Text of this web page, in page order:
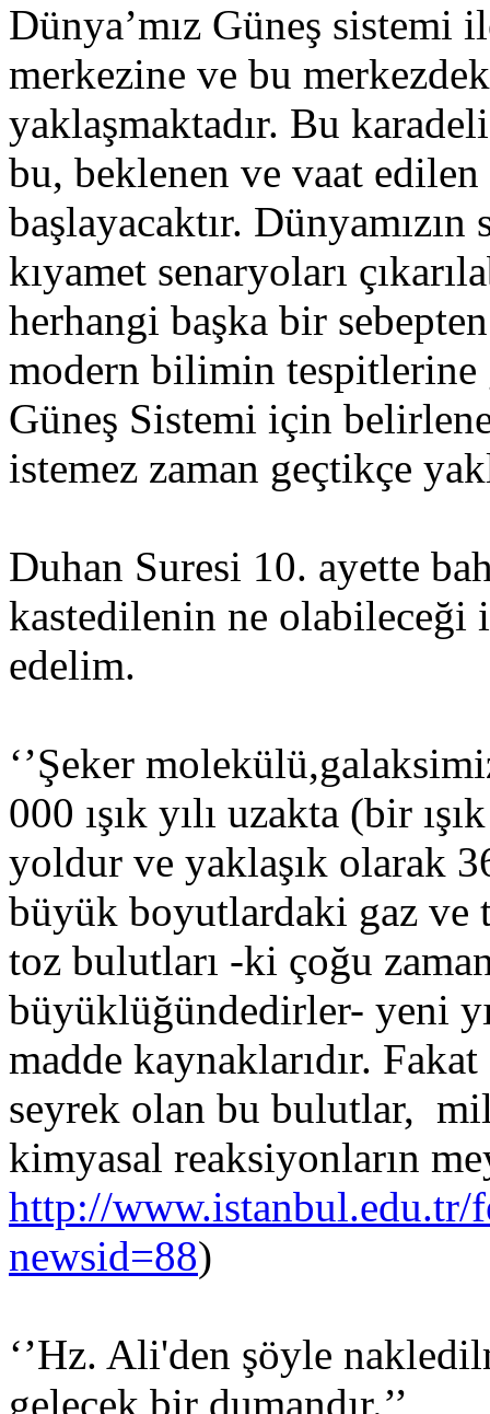
Dünya’mız Güneş
merkezine ve bu
yaklaşmaktadır. Bu
bu, beklenen ve vaat
başlayacaktır.
kıyamet senaryoları
herhangi başka bir
modern bilimin tespitlerine
Güneş Sistemi için
istemez zaman geçtikçe
Duhan Suresi 10. ayette
kastedilenin ne olabileceği
edelim.
‘’Şeker
000 ışık yılı uzakta (bir
yoldur ve yaklaşık olarak
büyük boyutlardaki gaz
toz bulutları -ki çoğu
büyüklüğündedirler- yeni
madde kaynaklarıdır.
seyrek olan bu bulutlar,
kimyasal reaksiyonların
http://www.istanbul.edu.tr/
newsid=88)
‘’Hz. Ali'den şöyle
gelecek bir dumandır.’’